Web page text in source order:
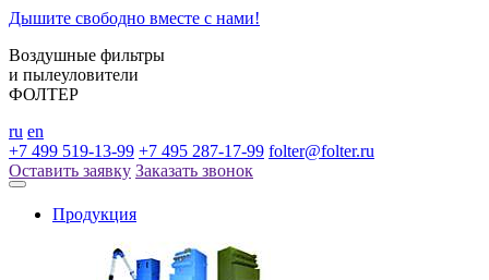
Дышите свободно вместе с нами!
Воздушные фильтры
и пылеуловители
ФОЛТЕР
ru en
+7 499 519-13-99 +7 495 287-17-99 folter@folter.ru
Оставить заявку Заказать звонок
Продукция